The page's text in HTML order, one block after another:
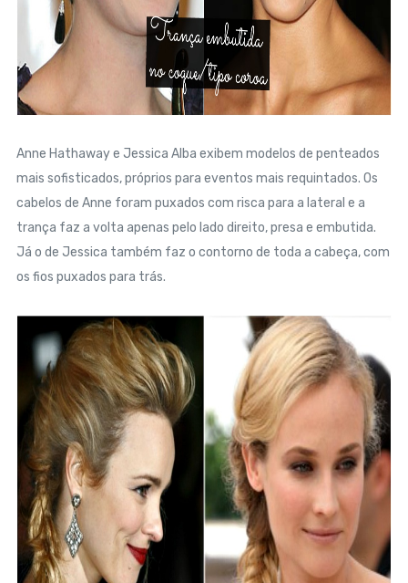
Anne Hathaway e Jessica Alba exibem modelos de penteados
mais sofisticados, próprios para eventos mais requintados. Os
cabelos de Anne foram puxados com risca para a lateral e a
trança faz a volta apenas pelo lado direito, presa e embutida.
Já o de Jessica também faz o contorno de toda a cabeça, com
os fios puxados para trás.